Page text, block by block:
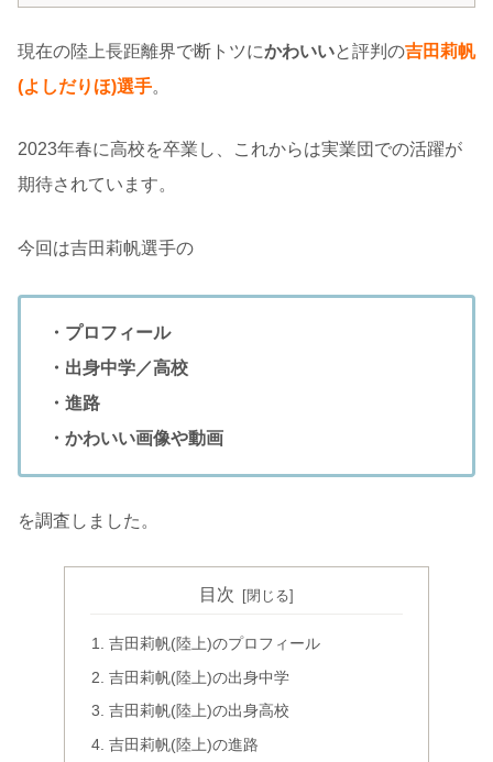
現在の陸上長距離界で断トツにかわいいと評判の吉田莉帆
(よしだりほ)選手。
2023年春に高校を卒業し、これからは実業団での活躍が
期待されています。
今回は吉田莉帆選手の
・プロフィール
・出身中学／高校
・進路
・かわいい画像や動画
を調査しました。
目次
吉田莉帆(陸上)のプロフィール
吉田莉帆(陸上)の出身中学
吉田莉帆(陸上)の出身高校
吉田莉帆(陸上)の進路